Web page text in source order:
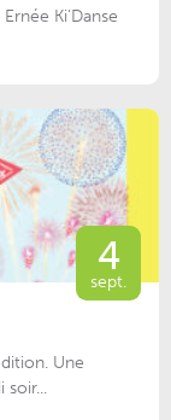
Ki'Danse
4
sept.
Une
soir...